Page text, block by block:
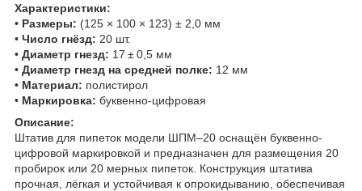
Характеристики:
• Размеры: (125 × 100 × 123) ± 2,0 мм
• Число гнёзд: 20 шт.
• Диаметр гнезд: 17 ± 0,5 мм
• Диаметр гнезд на средней полке: 12 мм
• Материал: полистирол
• Маркировка: буквенно-цифровая
Описание:
Штатив для пипеток модели ШПМ–20 оснащён буквенно-
цифровой маркировкой и предназначен для размещения 20
пробирок или 20 мерных пипеток. Конструкция штатива
прочная, лёгкая и устойчивая к опрокидыванию, обеспечивая